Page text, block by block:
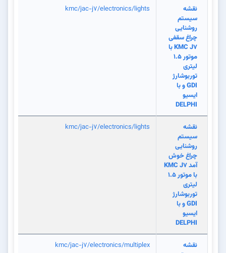
نقشه
سیستم
روشنایی
چراغ سقفی
KMC J7 با
موتور 1.5
لیتری
توربوشارژ
GDI و با
ایسیو
DELPHI
kmc/jac-j7/electronics/lights
نقشه
سیستم
روشنایی
چراغ خوش
آمد KMC J7
با موتور 1.5
لیتری
توربوشارژ
GDI و با
ایسیو
DELPHI
kmc/jac-j7/electronics/lights
نقشه
kmc/jac-j7/electronics/multiplex